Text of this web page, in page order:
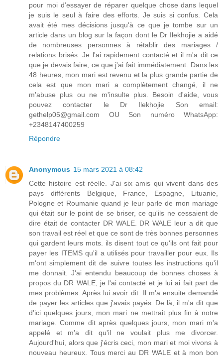
pour moi d’essayer de réparer quelque chose dans lequel
je suis le seul à faire des efforts. Je suis si confus. Cela
avait été mes décisions jusqu'à ce que je tombe sur un
article dans un blog sur la façon dont le Dr Ilekhojie a aidé
de nombreuses personnes à rétablir des mariages /
relations brisés. Je l'ai rapidement contacté et il m'a dit ce
que je devais faire, ce que j'ai fait immédiatement. Dans les
48 heures, mon mari est revenu et la plus grande partie de
cela est que mon mari a complètement changé, il ne
m'abuse plus ou ne m'insulte plus. Besoin d'aide, vous
pouvez contacter le Dr Ilekhojie Son email:
gethelp05@gmail.com OU Son numéro WhatsApp:
+2348147400259
Répondre
Anonymous 15 mars 2021 à 08:42
Cette histoire est réelle. J'ai six amis qui vivent dans des
pays différents Belgique, France, Espagne, Lituanie,
Pologne et Roumanie quand je leur parle de mon mariage
qui était sur le point de se briser, ce qu'ils ne cessaient de
dire était de contacter DR WALE. DR WALE leur a dit que
son travail est réel et que ce sont de très bonnes personnes
qui gardent leurs mots. ils disent tout ce qu'ils ont fait pour
payer les ITEMS qu'il a utilisés pour travailler pour eux. Ils
m'ont simplement dit de suivre toutes les instructions qu'il
me donnait. J'ai entendu beaucoup de bonnes choses à
propos du DR WALE, je l'ai contacté et je lui ai fait part de
mes problèmes. Après lui avoir dit. Il m'a ensuite demandé
de payer les articles que j'avais payés. De là, il m'a dit que
d'ici quelques jours, mon mari ne mettrait plus fin à notre
mariage. Comme dit après quelques jours, mon mari m'a
appelé et m'a dit qu'il ne voulait plus me divorcer.
Aujourd'hui, alors que j'écris ceci, mon mari et moi vivons à
nouveau heureux. Tous merci au DR WALE et à mon bon